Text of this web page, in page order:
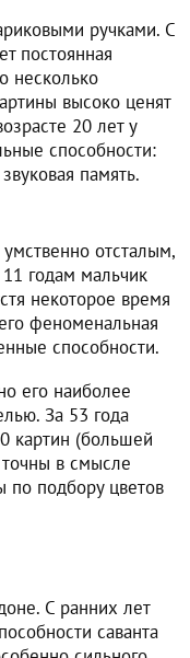
ручками. С
постоянная
несколько
высоко ценят
20 лет у
способности:
память.
отсталым,
годам мальчик
некоторое время
феноменальная
способности.
его наиболее
За 53 года
картин (большей
в смысле
по подбору цветов
С ранних лет
саванта